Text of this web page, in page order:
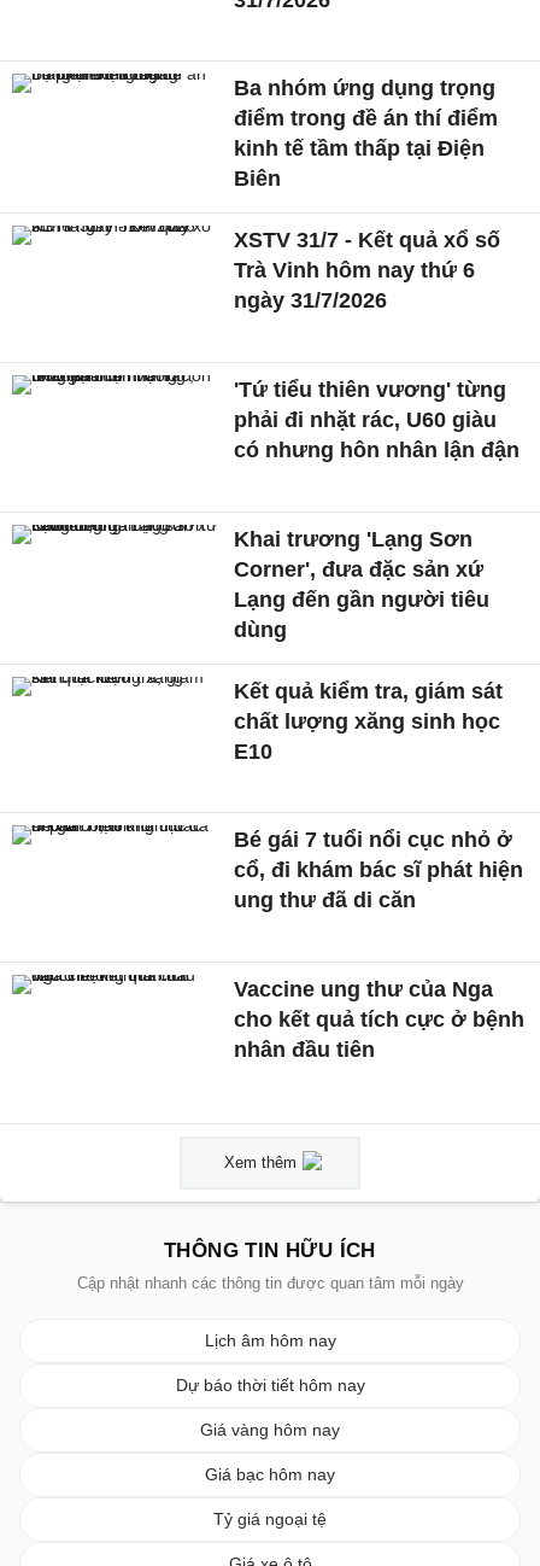
Ba nhóm ứng dụng trọng
điểm trong đề án thí điểm
kinh tế tầm thấp tại Điện
Biên
XSTV 31/7 - Kết quả xổ số
Trà Vinh hôm nay thứ 6
ngày 31/7/2026
'Tứ tiểu thiên vương' từng
phải đi nhặt rác, U60 giàu
có nhưng hôn nhân lận đận
Khai trương 'Lạng Sơn
Corner', đưa đặc sản xứ
Lạng đến gần người tiêu
dùng
Kết quả kiểm tra, giám sát
chất lượng xăng sinh học
E10
Bé gái 7 tuổi nổi cục nhỏ ở
cổ, đi khám bác sĩ phát hiện
ung thư đã di căn
Vaccine ung thư của Nga
cho kết quả tích cực ở bệnh
nhân đầu tiên
Xem thêm
THÔNG TIN HỮU ÍCH
Cập nhật nhanh các thông tin được quan tâm mỗi ngày
Lịch âm hôm nay
Dự báo thời tiết hôm nay
Giá vàng hôm nay
Giá bạc hôm nay
Tỷ giá ngoại tệ